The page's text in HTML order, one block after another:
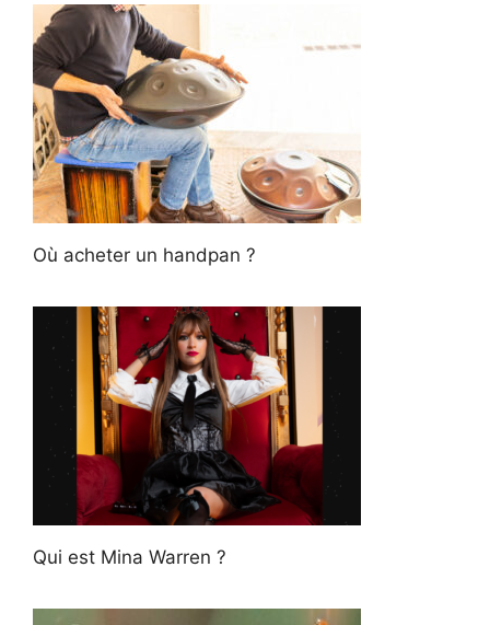
Où acheter un handpan ?
Qui est Mina Warren ?